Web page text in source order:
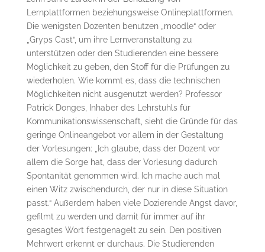
Lernplattformen beziehungsweise Onlineplattformen.
Die wenigsten Dozenten benutzen „moodle“ oder
„Gryps Cast“, um ihre Lernveranstaltung zu
unterstützen oder den Studierenden eine bessere
Möglichkeit zu geben, den Stoff für die Prüfungen zu
wiederholen. Wie kommt es, dass die technischen
Möglichkeiten nicht ausgenutzt werden? Professor
Patrick Donges, Inhaber des Lehrstuhls für
Kommunikationswissenschaft, sieht die Gründe für das
geringe Onlineangebot vor allem in der Gestaltung
der Vorlesungen: „Ich glaube, dass der Dozent vor
allem die Sorge hat, dass der Vorlesung dadurch
Spontanität genommen wird. Ich mache auch mal
einen Witz zwischendurch, der nur in diese Situation
passt.“ Außerdem haben viele Dozierende Angst davor,
gefilmt zu werden und damit für immer auf ihr
gesagtes Wort festgenagelt zu sein. Den positiven
Mehrwert erkennt er durchaus. Die Studierenden